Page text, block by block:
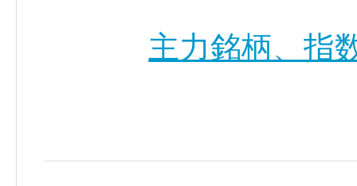
主力銘柄、